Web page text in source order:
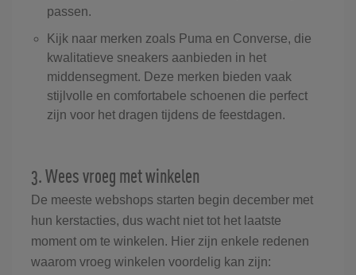
passen.
Kijk naar merken zoals Puma en Converse, die
kwalitatieve sneakers aanbieden in het
middensegment. Deze merken bieden vaak
stijlvolle en comfortabele schoenen die perfect
zijn voor het dragen tijdens de feestdagen.
3. Wees vroeg met winkelen
De meeste webshops starten begin december met
hun kerstacties, dus wacht niet tot het laatste
moment om te winkelen. Hier zijn enkele redenen
waarom vroeg winkelen voordelig kan zijn: